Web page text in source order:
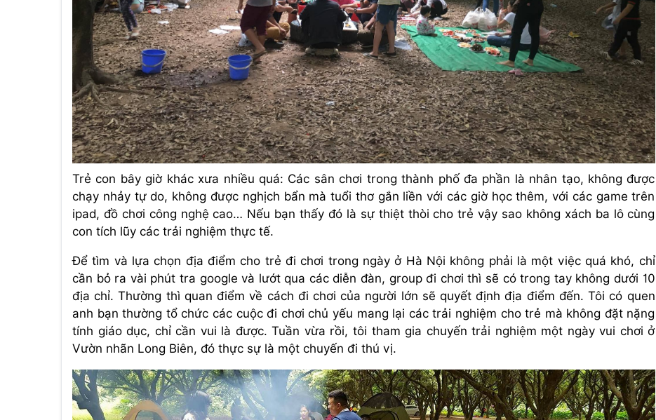
Trẻ con bây giờ khác xưa nhiều quá: Các sân chơi trong thành phố đa phần là nhân tạo, không được
chạy nhảy tự do, không được nghịch bẩn mà tuổi thơ gắn liền với các giờ học thêm, với các game trên
ipad, đồ chơi công nghệ cao… Nếu bạn thấy đó là sự thiệt thòi cho trẻ vậy sao không xách ba lô cùng
con tích lũy các trải nghiệm thực tế.
Để tìm và lựa chọn địa điểm cho trẻ đi chơi trong ngày ở Hà Nội không phải là một việc quá khó, chỉ
cần bỏ ra vài phút tra google và lướt qua các diễn đàn, group đi chơi thì sẽ có trong tay không dưới 10
địa chỉ. Thường thì quan điểm về cách đi chơi của người lớn sẽ quyết định địa điểm đến. Tôi có quen
anh bạn thường tổ chức các cuộc đi chơi chủ yếu mang lại các trải nghiệm cho trẻ mà không đặt nặng
tính giáo dục, chỉ cần vui là được. Tuần vừa rồi, tôi tham gia chuyến trải nghiệm một ngày vui chơi ở
Vườn nhãn Long Biên, đó thực sự là một chuyến đi thú vị.